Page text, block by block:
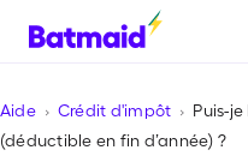
Aide Crédit d'impôt
Puis-
(déductible en fin d’année) ?